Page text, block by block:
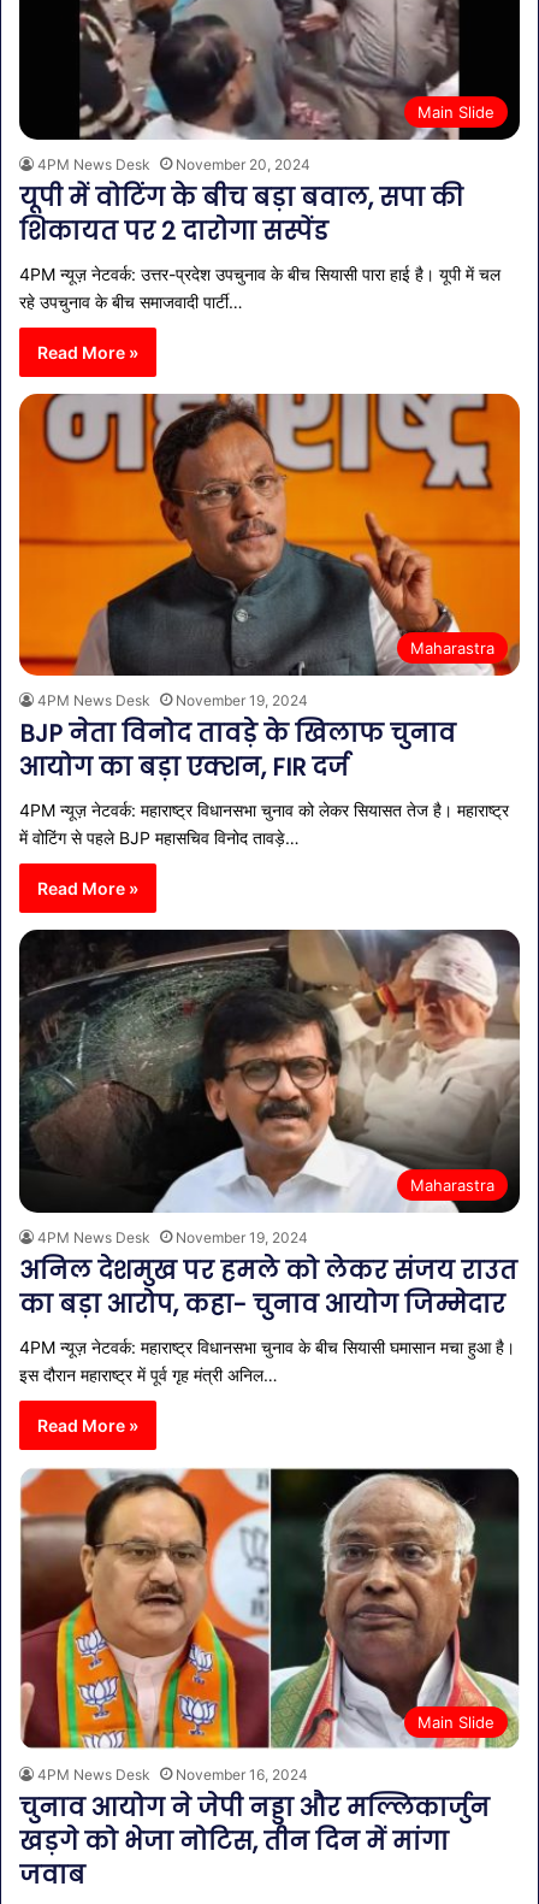
Main Slide
4PM News Desk November 20, 2024
यूपी में वोटिंग के बीच बड़ा बवाल, सपा की
शिकायत पर 2 दारोगा सस्पेंड
4PM न्यूज़ नेटवर्क: उत्तर-प्रदेश उपचुनाव के बीच सियासी पारा हाई है। यूपी में चल
रहे उपचुनाव के बीच समाजवादी पार्टी…
Read More »
Maharastra
4PM News Desk November 19, 2024
BJP नेता विनोद तावड़े के खिलाफ चुनाव
आयोग का बड़ा एक्शन, FIR दर्ज
4PM न्यूज़ नेटवर्क: महाराष्ट्र विधानसभा चुनाव को लेकर सियासत तेज है। महाराष्ट्र
में वोटिंग से पहले BJP महासचिव विनोद तावड़े…
Read More »
Maharastra
4PM News Desk November 19, 2024
अनिल देशमुख पर हमले को लेकर संजय राउत
का बड़ा आरोप, कहा- चुनाव आयोग जिम्मेदार
4PM न्यूज़ नेटवर्क: महाराष्ट्र विधानसभा चुनाव के बीच सियासी घमासान मचा हुआ है।
इस दौरान महाराष्ट्र में पूर्व गृह मंत्री अनिल…
Read More »
Main Slide
4PM News Desk November 16, 2024
चुनाव आयोग ने जेपी नड्डा और मल्लिकार्जुन
खड़गे को भेजा नोटिस, तीन दिन में मांगा
जवाब